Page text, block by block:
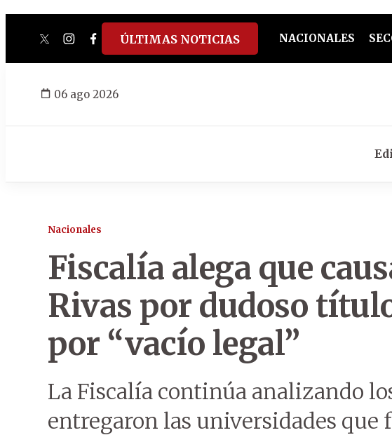
twitterinstagram
facebook
tiktokyoutube
spotify
ÚLTIMAS NOTICIAS NACIONALES
06 ago 2026
Nacionales
Fiscalía alega que
Rivas por dudoso
por “vacío legal”
La Fiscalía continúa analizando
entregaron las universidades que